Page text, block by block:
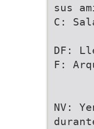
sus
C:
DF:
F:
NV: